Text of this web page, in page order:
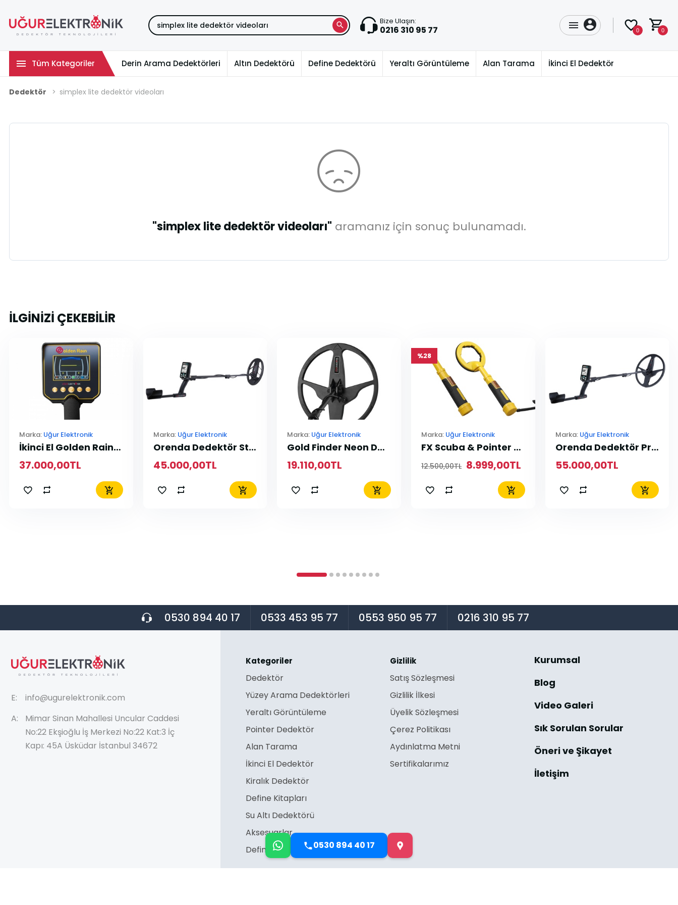
Bize Ulaşın:
0216 310 95 77 0 0
Tüm Kategoriler Derin Arama Dedektörleri Altın Dedektörü Define Dedektörü Yeraltı Görüntüleme Alan Tarama İkinci El Dedektör
Dedektör simplex lite dedektör videoları
"simplex lite dedektör videoları" aramanız için sonuç bulunamadı.
İLGİNİZİ ÇEKEBİLİR
Marka: Uğur Elektronik
İkinci El Golden Rain Pro Dedektör
37.000,00TL
Marka: Uğur Elektronik
Orenda Dedektör Standart Paket
45.000,00TL
Marka: Uğur Elektronik
Gold Finder Neon Dedektör 41cm Arama Başlığı
19.110,00TL
%28
Marka: Uğur Elektronik
FX Scuba & Pointer Dedektör
12.500,00TL 8.999,00TL
Marka: Uğur Elektronik
Orenda Dedektör Pro Paket
55.000,00TL
0530 894 40 17
0530 894 40 17 0533 453 95 77 0553 950 95 77 0216 310 95 77
E:
info@ugurelektronik.com
A:
Mimar Sinan Mahallesi Uncular Caddesi
No:22 Ekşioğlu İş Merkezi No:22 Kat:3 İç
Kapı: 45A Üsküdar İstanbul 34672
Kategoriler
Dedektör
Yüzey Arama Dedektörleri
Yeraltı Görüntüleme
Pointer Dedektör
Alan Tarama
İkinci El Dedektör
Kiralık Dedektör
Define Kitapları
Su Altı Dedektörü
Aksesuarlar
Define İşaretleri
Gizlilik
Satış Sözleşmesi
Gizlilik İlkesi
Üyelik Sözleşmesi
Çerez Politikası
Aydınlatma Metni
Sertifikalarımız
Kurumsal
Blog
Video Galeri
Sık Sorulan Sorular
Öneri ve Şikayet
İletişim